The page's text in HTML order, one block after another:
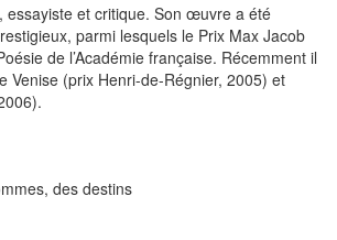
essayiste et critique. Son œuvre a été
parmi lesquels le Prix Max Jacob
de l’Académie française. Récemment il
Venise (prix Henri-de-Régnier, 2005) et
des destins